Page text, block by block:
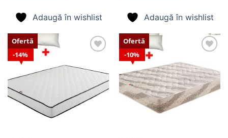
Adaugă în wishlist Adaugă în wishlist
14%
Ofertă
wishlist
10%
Ofertă
în
wishlist